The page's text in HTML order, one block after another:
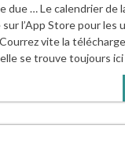
due … Le calendrier de
l’App Store pour les
vite la
se trouve toujours ici